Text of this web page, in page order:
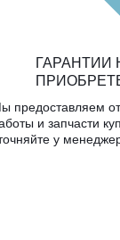
ГАРАНТИИ
предоставляем
и запчасти
у